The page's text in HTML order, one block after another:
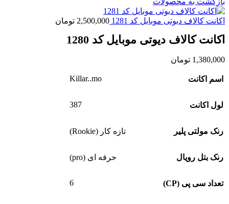
اکانت کالاف دیوتی موبایل کد 1281 2,500,000 تومان
اکانت کالاف دیوتی موبایل کد 1280
1,380,000 تومان
اسم اکانت Killar..mo
لول اکانت 387
رنک مولتی پلیر تازه کار (Rookie)
رنک بتل رویال حرفه ای (pro)
تعداد سی پی (CP) 6